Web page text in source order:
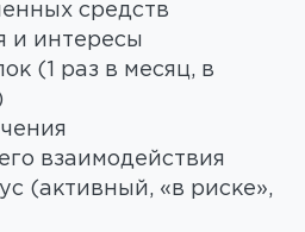
средств
и интересы
(1 раз в месяц, в
взаимодействия
(активный, «в риске»,